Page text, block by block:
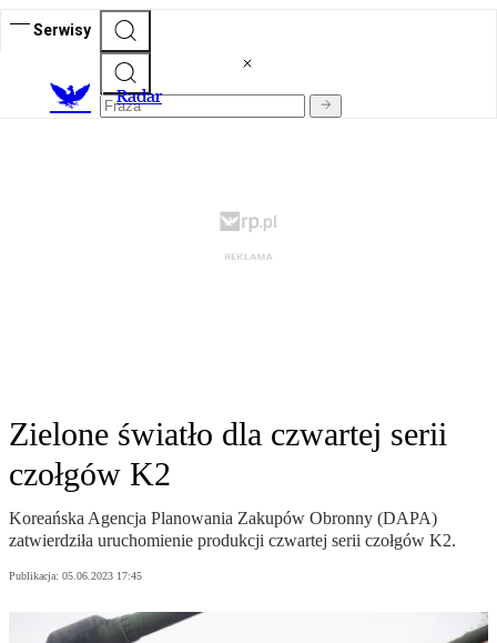
Serwisy
Radar
Zielone światło dla czwartej serii
czołgów K2
Koreańska Agencja Planowania Zakupów Obronny (DAPA)
zatwierdziła uruchomienie produkcji czwartej serii czołgów K2.
Publikacja: 05.06.2023 17:45